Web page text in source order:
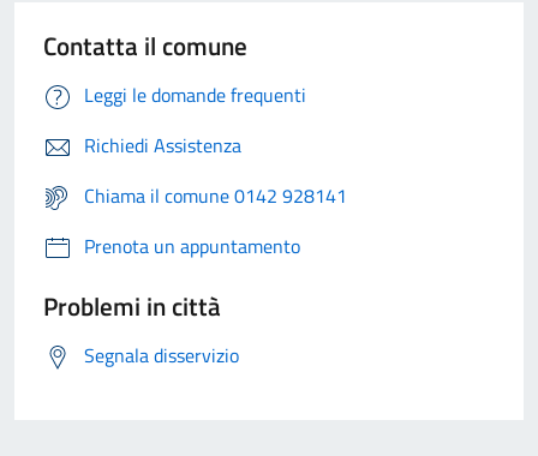
Contatta il comune
Leggi le domande frequenti
Richiedi Assistenza
Chiama il comune 0142 928141
Prenota un appuntamento
Problemi in città
Segnala disservizio